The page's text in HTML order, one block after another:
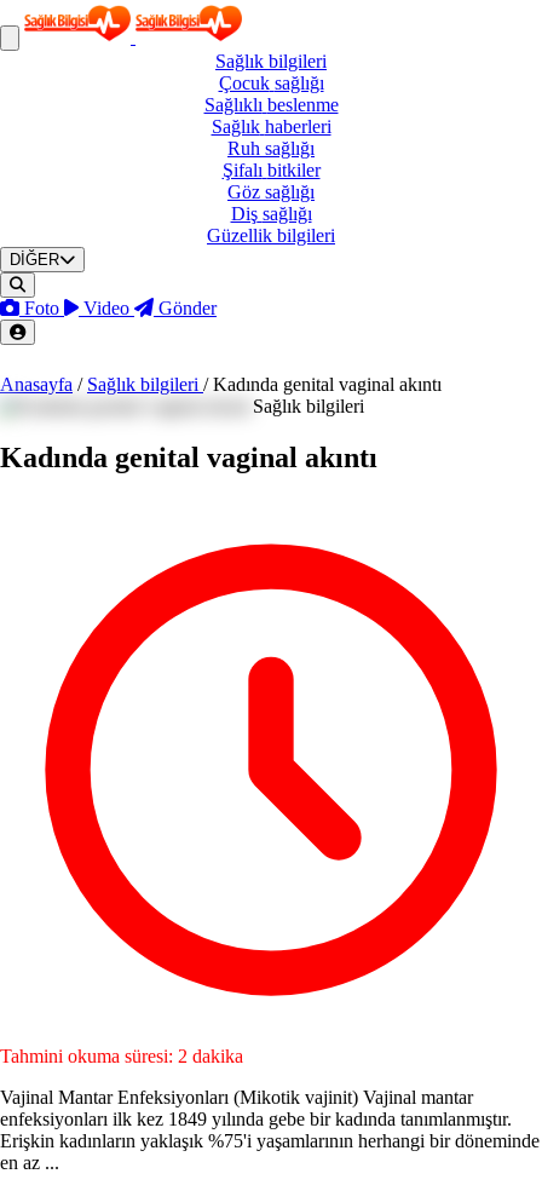
Sağlık bilgileri
Çocuk sağlığı
Sağlıklı beslenme
Sağlık haberleri
Ruh sağlığı
Şifalı bitkiler
Göz sağlığı
Diş sağlığı
Güzellik bilgileri
DİĞER
Foto Video Gönder
Anasayfa / Sağlık bilgileri / Kadında genital vaginal akıntı
Sağlık bilgileri
Kadında genital vaginal akıntı
Tahmini okuma süresi: 2 dakika
Vajinal Mantar Enfeksiyonları (Mikotik vajinit) Vajinal mantar
enfeksiyonları ilk kez 1849 yılında gebe bir kadında tanımlanmıştır.
Erişkin kadınların yaklaşık %75'i yaşamlarının herhangi bir döneminde
en az ...